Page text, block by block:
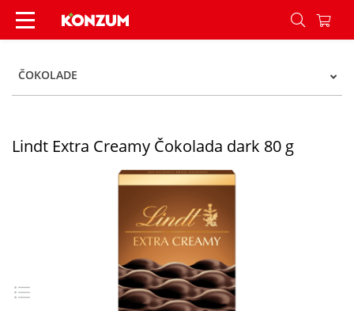
Lindt Extra Creamy Čokolada dark 80 g - Konzum
ČOKOLADE
Lindt Extra Creamy Čokolada dark 80 g